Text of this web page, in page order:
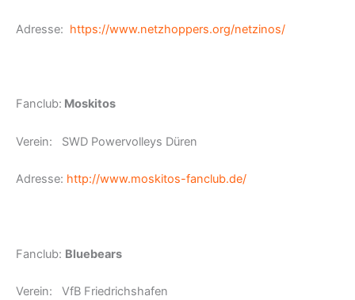
Adresse: https://www.netzhoppers.org/netzinos/
Fanclub: Moskitos
Verein: SWD Powervolleys Düren
Adresse: http://www.moskitos-fanclub.de/
Fanclub: Bluebears
Verein: VfB Friedrichshafen